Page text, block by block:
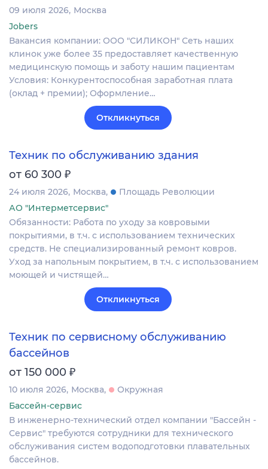
09 июля 2026 Москва
Jobers
Вакансия компании: ООО "СИЛИКОН" Сеть наших
клинок уже более 35 предоставляет качественную
медицинскую помощь и заботу нашим пациентам
Условия: Конкурентоспособная заработная плата
(оклад + премии); Оформление…
Откликнуться
Техник по обслуживанию здания
от 60 300 ₽
24 июля 2026 Москва
Площадь Революции
АО "Интерметсервис"
Обязанности: Работа по уходу за ковровыми
покрытиями, в т.ч. с использованием технических
средств. Не специализированный ремонт ковров.
Уход за напольным покрытием, в т.ч. с использованием
моющей и чистящей…
Откликнуться
Техник по сервисному обслуживанию
бассейнов
от 150 000 ₽
10 июля 2026 Москва
Окружная
Бассейн-сервис
В инженерно-технический отдел компании "Бассейн -
Сервис" требуются сотрудники для технического
обслуживания систем водоподготовки плавательных
бассейнов.